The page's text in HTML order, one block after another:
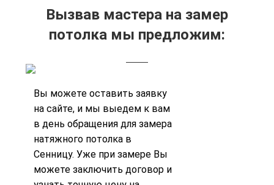
Вызвав мастера на замер
потолка мы предложим:
Вы можетеоставить заявку
на сайте, и мы выедем к вам
в день обращения для замера
натяжного потолка в
Сенницу. Уже при замере Вы
можете заключить договор и